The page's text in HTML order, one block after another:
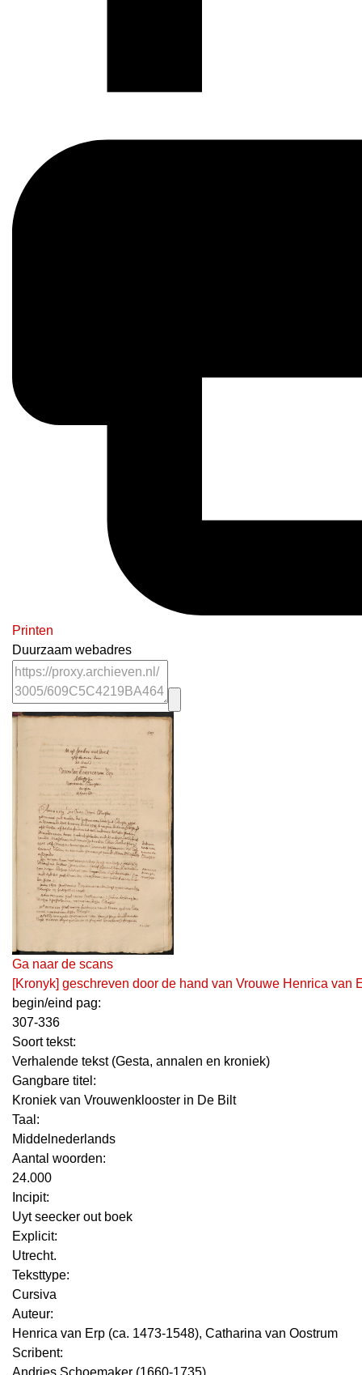
Printen
Duurzaam webadres
Ga naar de scans
[Kronyk] geschreven door de hand van Vrouwe Henrica
begin/eind pag:
307-336
Soort tekst:
Verhalende tekst (Gesta, annalen en kroniek)
Gangbare titel:
Kroniek van Vrouwenklooster in De Bilt
Taal:
Middelnederlands
Aantal woorden:
24.000
Incipit:
Uyt seecker out boek
Explicit:
Utrecht.
Teksttype:
Cursiva
Auteur:
Henrica van Erp (ca. 1473-1548), Catharina van Oostrum
Scribent:
Andries Schoemaker (1660-1735)